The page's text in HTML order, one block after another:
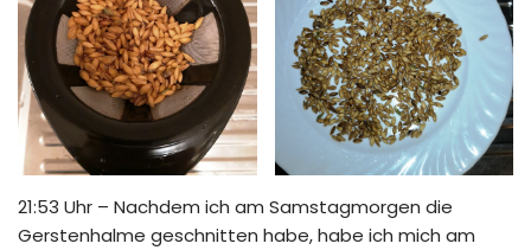
21:53 Uhr – Nachdem ich am Samstagmorgen die
Gerstenhalme geschnitten habe, habe ich mich am